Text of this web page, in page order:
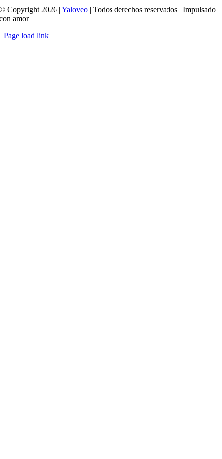
© Copyright 2026 |Yaloveo | Todos derechos reservados | Impulsado
con amor
Page load link